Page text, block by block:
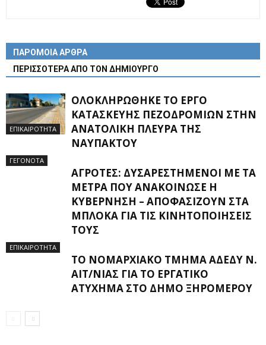
ΠΑΡΟΜΟΙΑ ΑΡΘΡΑ
ΠΕΡΙΣΣΟΤΕΡΑ ΑΠΟ ΤΟΝ ΔΗΜΙΟΥΡΓΟ
ΕΠΙΚΑΙΡΟΤΗΤΑ
ΟΛΟΚΛΗΡΏΘΗΚΕ ΤΟ ΈΡΓΟ
ΚΑΤΑΣΚΕΥΉΣ ΠΕΖΟΔΡΟΜΊΩΝ ΣΤΗΝ
ΑΝΑΤΟΛΙΚΉ ΠΛΕΥΡΆ ΤΗΣ
ΝΑΥΠΆΚΤΟΥ
ΓΕΓΟΝΟΤΑ
ΑΓΡΌΤΕΣ: ΔΥΣΑΡΕΣΤΗΜΈΝΟΙ ΜΕ ΤΑ
ΜΈΤΡΑ ΠΟΥ ΑΝΑΚΟΊΝΩΣΕ Η
ΚΥΒΈΡΝΗΣΗ – ΑΠΟΦΑΣΊΖΟΥΝ ΣΤΑ
ΜΠΛΌΚΑ ΓΙΑ ΤΙΣ ΚΙΝΗΤΟΠΟΙΉΣΕΙΣ
ΤΟΥΣ
ΕΠΙΚΑΙΡΟΤΗΤΑ
ΤΟ ΝΟΜΑΡΧΙΑΚΌ ΤΜΉΜΑ ΑΔΕΔΥ Ν.
ΑΙΤ/ΝΊΑΣ ΓΙΑ ΤΟ ΕΡΓΑΤΙΚΌ
ΑΤΎΧΗΜΑ ΣΤΟ ΔΉΜΟ ΞΗΡΟΜΈΡΟΥ